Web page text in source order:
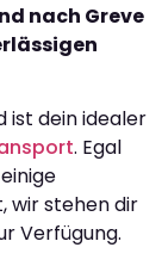
nach Greve
ist dein idealer
. Egal
wir stehen dir
Verfügung.